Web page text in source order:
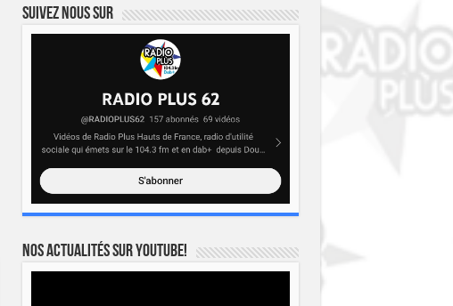
Suivez nous sur
Nos actualités sur YOUTUBE!